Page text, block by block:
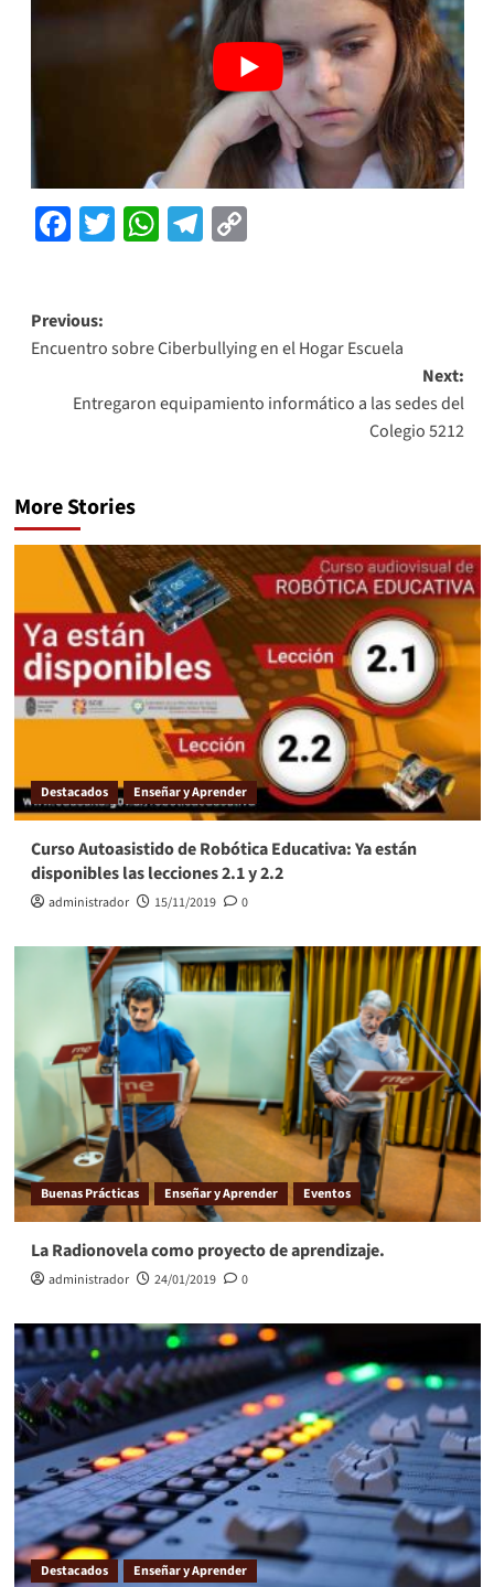
Facebook
Twitter
WhatsApp
Telegram
Copy
Previous:
Encuentro sobre Ciberbullying en el Hogar Escuela
Next:
Entregaron equipamiento informático a las sedes del
Colegio 5212
More Stories
Destacados Enseñar y Aprender
Curso Autoasistido de Robótica Educativa: Ya están
disponibles las lecciones 2.1 y 2.2
administrador 15/11/2019 0
Buenas Prácticas Enseñar y Aprender Eventos
La Radionovela como proyecto de aprendizaje.
administrador 24/01/2019 0
Destacados Enseñar y Aprender